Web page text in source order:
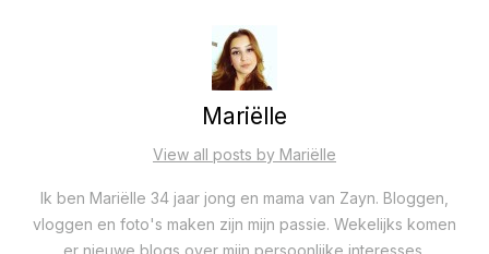
Mariëlle
View all posts by Mariëlle
Ik ben Mariëlle 34 jaar jong en mama van Zayn. Bloggen,
vloggen en foto's maken zijn mijn passie. Wekelijks komen
er nieuwe blogs over mijn persoonlijke interesses,